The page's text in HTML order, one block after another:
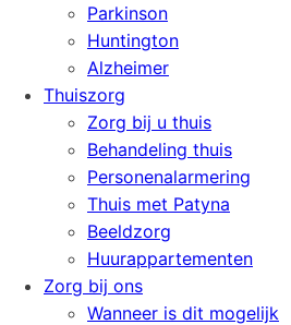
Parkinson
Huntington
Alzheimer
Thuiszorg
Zorg bij u thuis
Behandeling thuis
Personenalarmering
Thuis met Patyna
Beeldzorg
Huurappartementen
Zorg bij ons
Wanneer is dit mogelijk